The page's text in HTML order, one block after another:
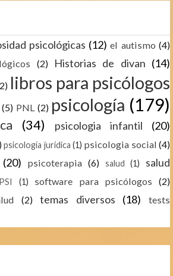
psicológicas (12) el autismo (4)
(2) Historias de divan (14)
libros para psicólogos
(5) PNL (2) psicología (179)
(34) psicologia infantil (20)
psicología juridica (1) psicologia social (4)
(20) psicoterapia (6) salud (1)
salud
(1) software para psicólogos
(2)
(2) temas diversos (18)
tests